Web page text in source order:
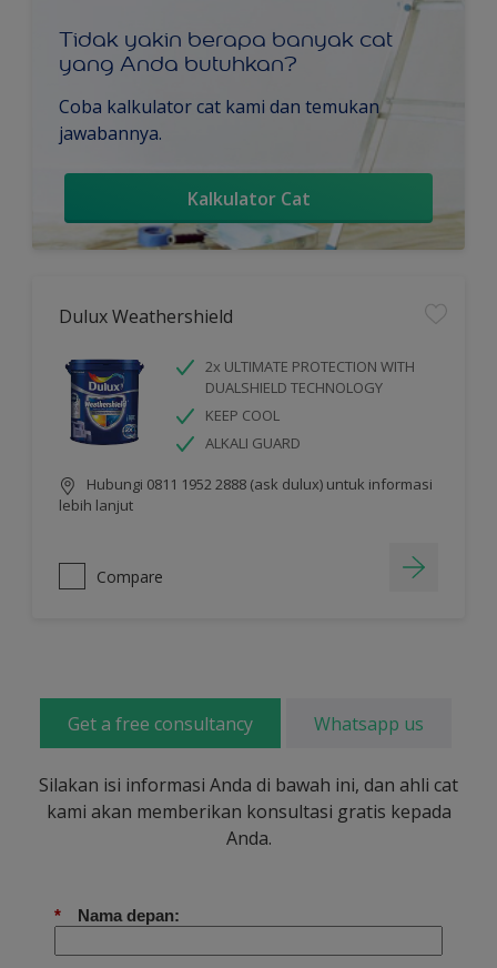
Tidak yakin berapa banyak cat
yang Anda butuhkan?
Coba kalkulator cat kami dan temukan
jawabannya.
Kalkulator Cat
Dulux Weathershield
2x ULTIMATE PROTECTION WITH
DUALSHIELD TECHNOLOGY
KEEP COOL
ALKALI GUARD
Hubungi 0811 1952 2888 (ask dulux) untuk informasi
lebih lanjut
Compare
Get a free consultancy Whatsapp us
Silakan isi informasi Anda di bawah ini, dan ahli cat
kami akan memberikan konsultasi gratis kepada
Anda.